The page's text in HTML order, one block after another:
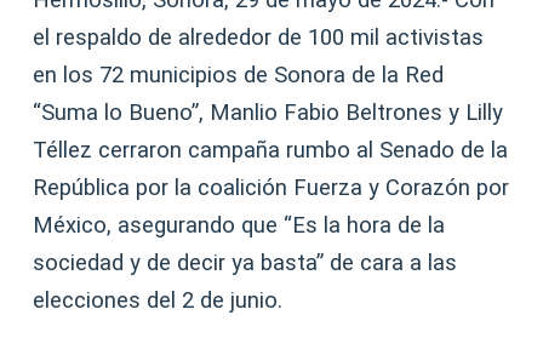
el respaldo de alrededor de 100 mil activistas
en los 72 municipios de Sonora de la Red
“Suma lo Bueno”, Manlio Fabio Beltrones y Lilly
Téllez cerraron campaña rumbo al Senado de la
República por la coalición Fuerza y Corazón por
México, asegurando que “Es la hora de la
sociedad y de decir ya basta” de cara a las
elecciones del 2 de junio.